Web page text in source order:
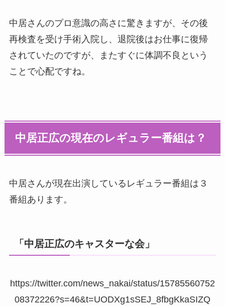
中居さんのプロ意識の高さに驚きますが、その後
再検査を受け手術入院し、退院後はお仕事に復帰
されていたのですが、またすぐに体調不良という
ことで心配ですね。
中居正広の現在のレギュラー番組は？
中居さんが現在出演しているレギュラー番組は３
番組あります。
「中居正広のキャスターな会」
https://twitter.com/news_nakai/status/15785560752
08372226?s=46&t=UODXg1sSEJ_8fbgKkaSIZQ